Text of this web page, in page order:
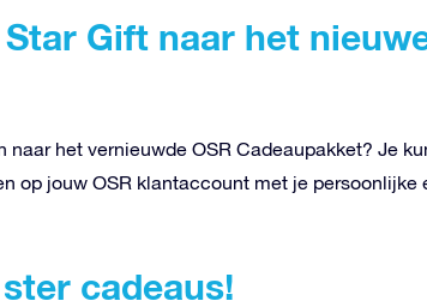
Gift naar het
het vernieuwde OSR Cadeaupakket? Je
op jouw OSR klantaccount met je persoonlijke
cadeaus!